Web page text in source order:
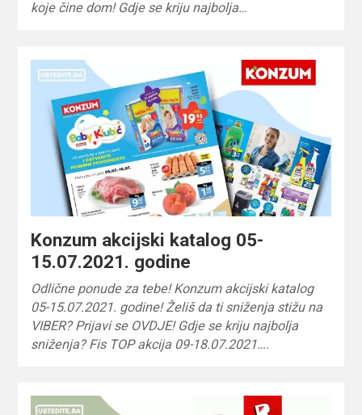
koje čine dom! Gdje se kriju najbolja…
Konzum akcijski katalog 05-
15.07.2021. godine
Odlične ponude za tebe! Konzum akcijski katalog
05-15.07.2021. godine! Želiš da ti sniženja stižu na
VIBER? Prijavi se OVDJE! Gdje se kriju najbolja
sniženja? Fis TOP akcija 09-18.07.2021….